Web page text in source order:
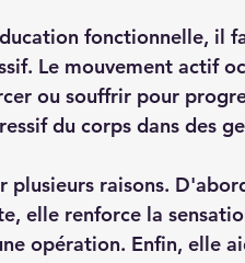
fonctionnelle, il
Le mouvement actif
ou souffrir pour
du corps dans des
raisons.
elle renforce la
opération. Enfin, elle